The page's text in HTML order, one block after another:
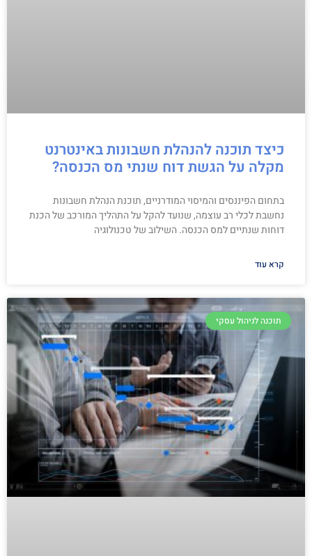
כיצד תוכנה להנהלת חשבונות באינטרנט
מקלה על הגשת דוח שנתי מס הכנסה?
בתחום הפיננסים והמיסוי המודרניים, תוכנת הנהלת חשבונות
נחשבת לכלי רב עוצמה, שנועד להקל על התהליך המורכב של הכנת
דוחות שנתיים למס הכנסה. השילוב של טכנולוגיה
קרא עוד
תוכנה לניהול עסקי